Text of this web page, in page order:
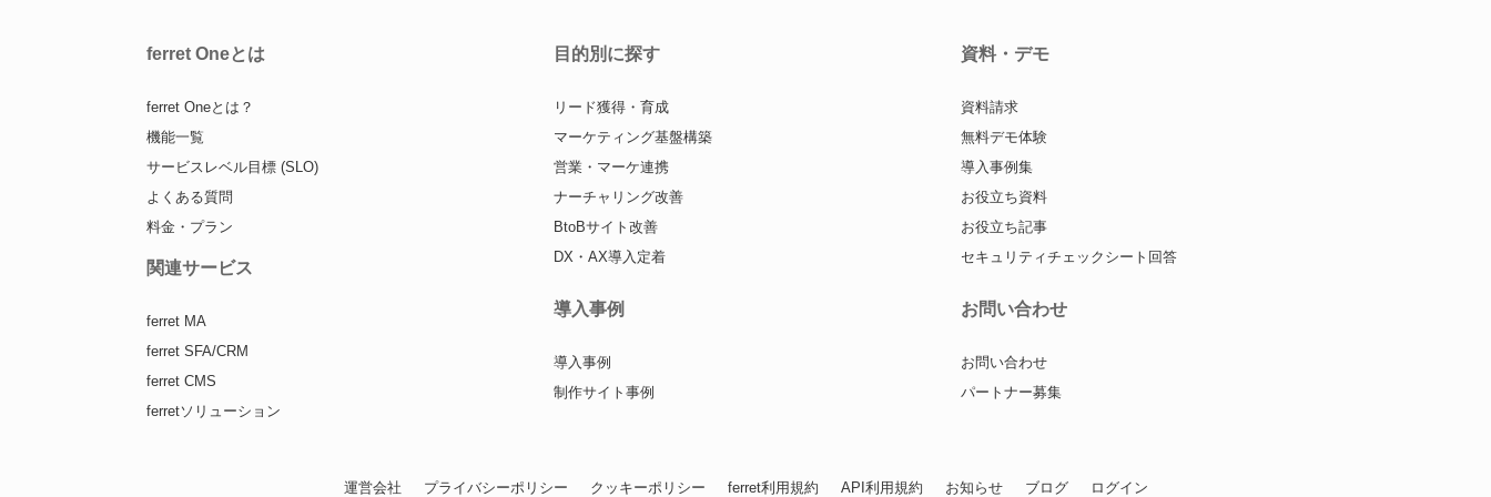
ferret Oneとは
ferret Oneとは？
機能一覧
サービスレベル目標 (SLO)
よくある質問
料金・プラン
関連サービス
ferret MA
ferret SFA/CRM
ferret CMS
ferretソリューション
目的別に探す
リード獲得・育成
マーケティング基盤構築
営業・マーケ連携
ナーチャリング改善
BtoBサイト改善
DX・AX導入定着
導入事例
導入事例
制作サイト事例
資料・デモ
資料請求
無料デモ体験
導入事例集
お役立ち資料
お役立ち記事
セキュリティチェックシート回答
お問い合わせ
お問い合わせ
パートナー募集
運営会社 プライバシーポリシー クッキーポリシー ferret利用規約 API利用規約 お知らせ ブログ ログイン